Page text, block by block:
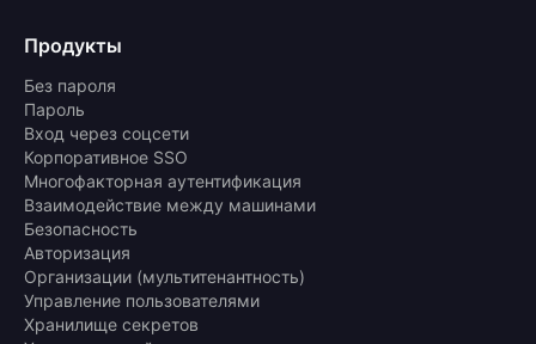
Продукты
Без пароля
Пароль
Вход через соцсети
Корпоративное SSO
Многофакторная аутентификация
Взаимодействие между машинами
Безопасность
Авторизация
Организации (мультитенантность)
Управление пользователями
Хранилище секретов